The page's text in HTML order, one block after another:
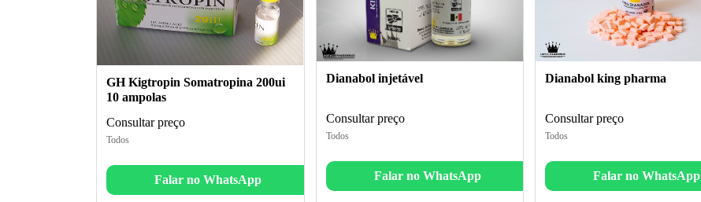
GH Kigtropin Somatropina 200ui
10 ampolas
Consultar preço
Todos
Falar no WhatsApp
Dianabol injetável
Consultar preço
Todos
Falar no WhatsApp
Dianabol king pharma
Consultar preço
Todos
Falar no WhatsApp